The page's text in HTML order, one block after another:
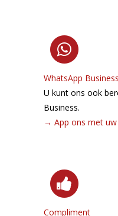
WhatsApp Business
U kunt ons ook
Business.
→ App ons met
Compliment